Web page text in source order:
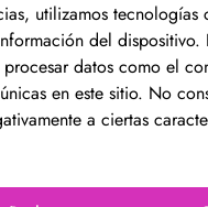
utilizamos tecnologías
del dispositivo.
datos como el
en este sitio. No
a ciertas